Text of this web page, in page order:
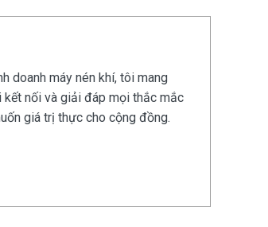
doanh máy nén khí, tôi mang
nối và giải đáp mọi thắc mắc
giá trị thực cho cộng đồng.